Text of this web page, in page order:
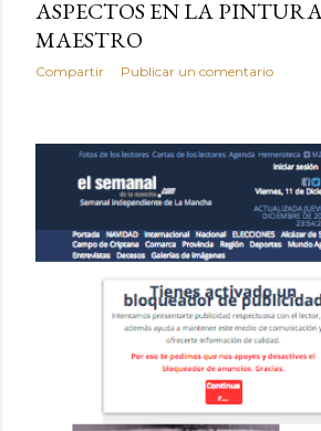
ASPECTOS EN LA
MAESTRO
Compartir Publicar un comentario